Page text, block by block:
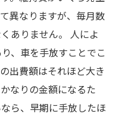
異なりますが、毎月数
ありません。 人によ
、車を手放すことでこ
出費額はそれほど大き
なりの金額になるた
ら、早期に手放したほ